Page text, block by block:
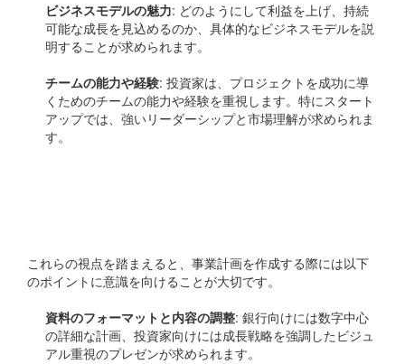
ビジネスモデルの魅力: どのようにして利益を上げ、持続
可能な成長を見込めるのか、具体的なビジネスモデルを説
明することが求められます。
チームの能力や経験: 投資家は、プロジェクトを成功に導
くためのチームの能力や経験を重視します。特にスタート
アップでは、強いリーダーシップと市場理解が求められま
す。
これらの視点を踏まえると、事業計画を作成する際には以下
のポイントに意識を向けることが大切です。
資料のフォーマットと内容の調整: 銀行向けには数字中心
の詳細な計画、投資家向けには成長戦略を強調したビジュ
アル重視のプレゼンが求められます。